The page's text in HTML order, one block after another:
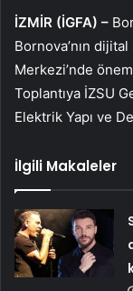
İZMİR (İGFA) –
Bornova’nın
Merkezi’nde
Toplantıya İZSU
Elektrik Yapı ve
İlgili Makaleler